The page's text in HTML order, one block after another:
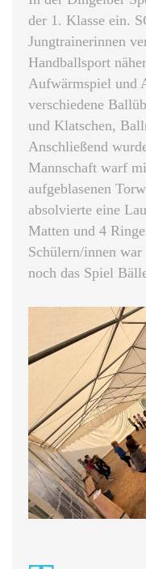
der 1. Klasse ein.
Jungtrainerinnen
Handballsport
Aufwärmspiel und
verschiedene
und Klatschen,
Anschließend
Mannschaft warf
aufgeblasenen
absolvierte eine
Matten und 4
Schülern/innen
noch das Spiel